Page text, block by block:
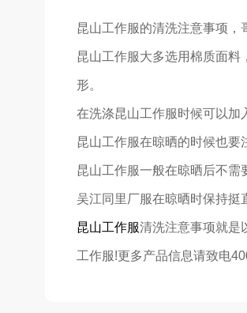
昆山工作服的清洗注意事项，
昆山工作服大多选用棉质面
形。
在洗涤昆山工作服时候可以加
昆山工作服在晾晒的时候也要
昆山工作服一般在晾晒后不
吴江同里厂服在晾晒时保持挺
昆山工作服清洗注意事项就是
工作服!更多产品信息请致电